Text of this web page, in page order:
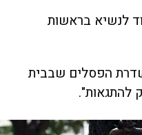
לנשיא בראשות
הפסלים שבבית
להתגאות".